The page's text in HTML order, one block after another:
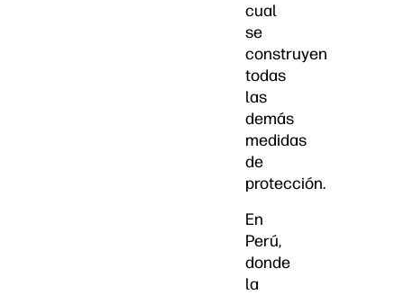
cual
se
construyen
todas
las
demás
medidas
de
protección.
En
Perú,
donde
la